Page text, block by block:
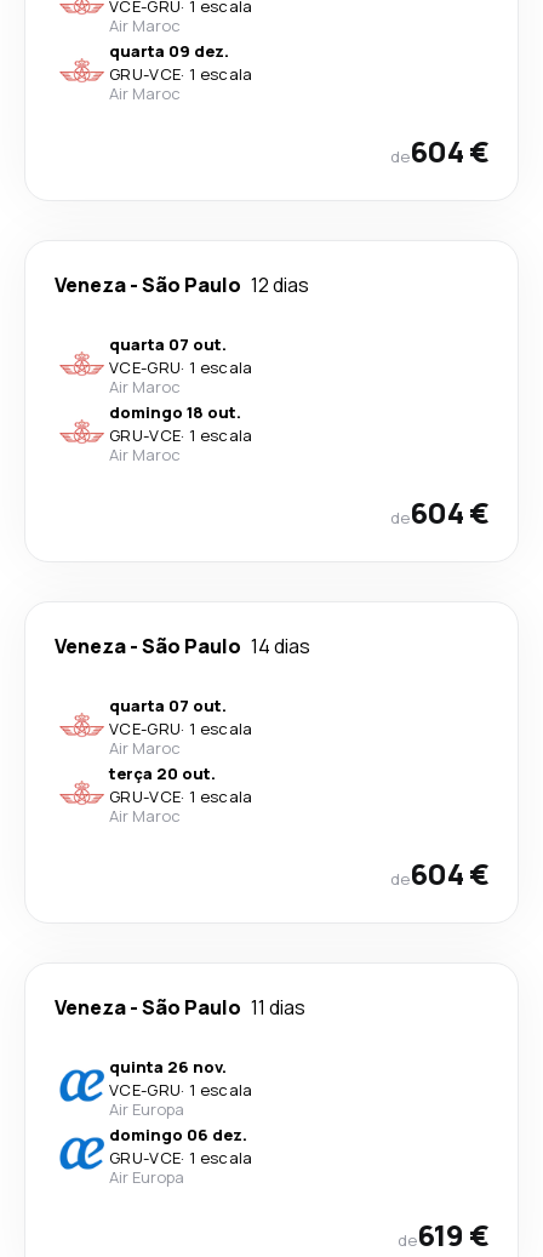
VCE-GRU· 1 escala
Air Maroc
quarta 09 dez.
GRU-VCE· 1 escala
Air Maroc
de604 €
Veneza-São Paulo 12 dias
quarta 07 out.
VCE-GRU· 1 escala
Air Maroc
domingo 18 out.
GRU-VCE· 1 escala
Air Maroc
de604 €
Veneza-São Paulo 14 dias
quarta 07 out.
VCE-GRU· 1 escala
Air Maroc
terça 20 out.
GRU-VCE· 1 escala
Air Maroc
de604 €
Veneza-São Paulo 11 dias
quinta 26 nov.
VCE-GRU· 1 escala
Air Europa
domingo 06 dez.
GRU-VCE· 1 escala
Air Europa
de619 €